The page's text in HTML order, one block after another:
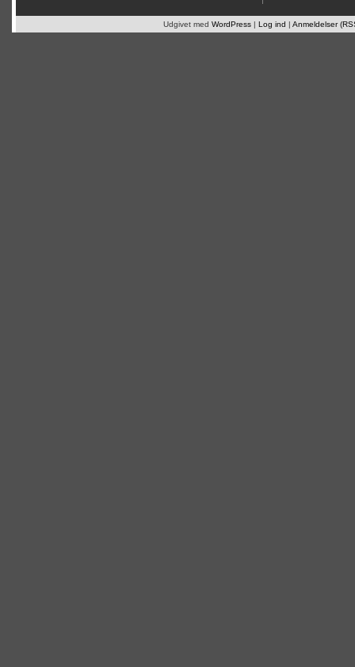
Udgivet med WordPress | Log ind | Anmeldelser